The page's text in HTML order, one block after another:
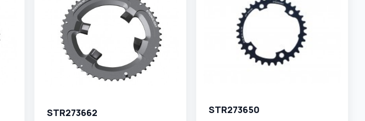
STR273662 STR273650